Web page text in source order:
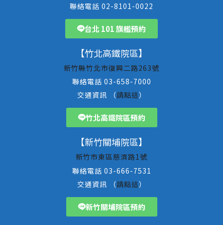
聯絡電話 02-8101-0022
台北 101 旗艦預約
【竹北高鐵院區】
新竹縣竹北市復興二路263號
聯絡電話 03-658-7000
交通資訊 （請點這）
竹北高鐵院區預約
【新竹關埔院區】
新竹市東區慈濟路1號
聯絡電話 03-666-7531
交通資訊 （請點這）
新竹關埔院區預約